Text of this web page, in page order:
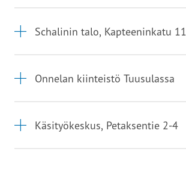
Schalinin talo, Kapteeninkatu 11
Onnelan kiinteistö Tuusulassa
Käsityökeskus, Petaksentie 2-4